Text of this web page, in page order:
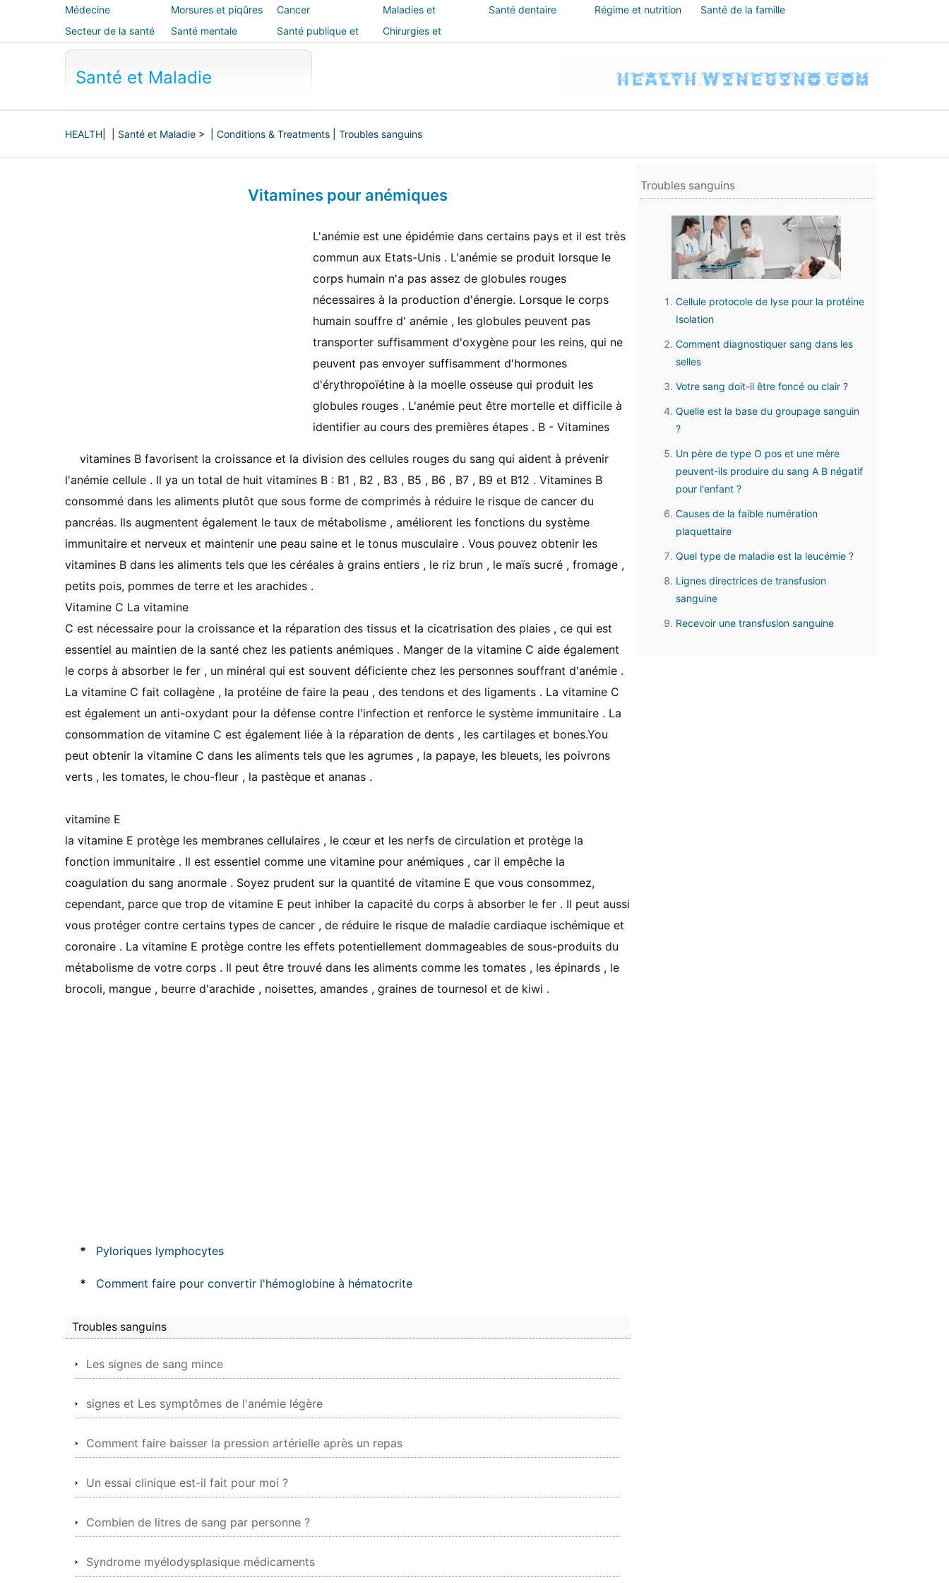
Médecine
alternative
Morsures et piqûres Cancer
Maladies et
traitements
Santé dentaire Régime et nutrition
Santé de la famille
Secteur de la santé
Santé mentale
Santé publique et
sécurité
Chirurgies et
Santé et Maladie
HEALTH Santé et Maladie > | Conditions & Treatments Troubles sanguins
Vitamines pour anémiques
L'anémie est une épidémie dans certains pays et il est très
commun aux Etats-Unis . L'anémie se produit lorsque le
corps humain n'a pas assez de globules rouges
nécessaires à la production d'énergie. Lorsque le corps
humain souffre d' anémie , les globules peuvent pas
transporter suffisamment d'oxygène pour les reins, qui ne
peuvent pas envoyer suffisamment d'hormones
d'érythropoïétine à la moelle osseuse qui produit les
globules rouges . L'anémie peut être mortelle et difficile à
identifier au cours des premières étapes . B - Vitamines
vitamines B favorisent la croissance et la division des cellules rouges du sang qui aident à prévenir
l'anémie cellule . Il ya un total de huit vitamines B : B1 , B2 , B3 , B5 , B6 , B7 , B9 et B12 . Vitamines B
consommé dans les aliments plutôt que sous forme de comprimés à réduire le risque de cancer du
pancréas. Ils augmentent également le taux de métabolisme , améliorent les fonctions du système
immunitaire et nerveux et maintenir une peau saine et le tonus musculaire . Vous pouvez obtenir les
vitamines B dans les aliments tels que les céréales à grains entiers , le riz brun , le maïs sucré , fromage ,
petits pois, pommes de terre et les arachides .
Vitamine C La vitamine
C est nécessaire pour la croissance et la réparation des tissus et la cicatrisation des plaies , ce qui est
essentiel au maintien de la santé chez les patients anémiques . Manger de la vitamine C aide également
le corps à absorber le fer , un minéral qui est souvent déficiente chez les personnes souffrant d'anémie .
La vitamine C fait collagène , la protéine de faire la peau , des tendons et des ligaments . La vitamine C
est également un anti-oxydant pour la défense contre l'infection et renforce le système immunitaire . La
consommation de vitamine C est également liée à la réparation de dents , les cartilages et bones.You
peut obtenir la vitamine C dans les aliments tels que les agrumes , la papaye, les bleuets, les poivrons
verts , les tomates, le chou-fleur , la pastèque et ananas .
vitamine E
la vitamine E protège les membranes cellulaires , le cœur et les nerfs de circulation et protège la
fonction immunitaire . Il est essentiel comme une vitamine pour anémiques , car il empêche la
coagulation du sang anormale . Soyez prudent sur ​​la quantité de vitamine E que vous consommez,
cependant, parce que trop de vitamine E peut inhiber la capacité du corps à absorber le fer . Il peut aussi
vous protéger contre certains types de cancer , de réduire le risque de maladie cardiaque ischémique et
coronaire . La vitamine E protège contre les effets potentiellement dommageables de sous-produits du
métabolisme de votre corps . Il peut être trouvé dans les aliments comme les tomates , les épinards , le
brocoli, mangue , beurre d'arachide , noisettes, amandes , graines de tournesol et de kiwi .
* Pyloriques lymphocytes
* Comment faire pour convertir l'hémoglobine à hématocrite
Troubles sanguins
Les signes de sang mince
signes et Les symptômes de l'anémie légère
Comment faire baisser la pression artérielle après un repas
Un essai clinique est-il fait pour moi ?
Combien de litres de sang par personne ?
Syndrome myélodysplasique médicaments
Troubles sanguins
Cellule protocole de lyse pour la protéine
Isolation
Comment diagnostiquer sang dans les
selles
Votre sang doit-il être foncé ou clair ?
Quelle est la base du groupage sanguin
?
Un père de type O pos et une mère
peuvent-ils produire du sang A B négatif
pour l'enfant ?
Causes de la faible numération
plaquettaire
Quel type de maladie est la leucémie ?
Lignes directrices de transfusion
sanguine
Recevoir une transfusion sanguine